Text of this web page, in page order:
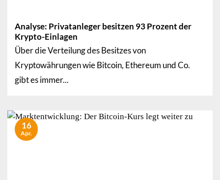
Analyse: Privatanleger besitzen 93 Prozent der
Krypto-Einlagen
Über die Verteilung des Besitzes von
Kryptowährungen wie Bitcoin, Ethereum und Co.
gibt es immer...
16
Apr.